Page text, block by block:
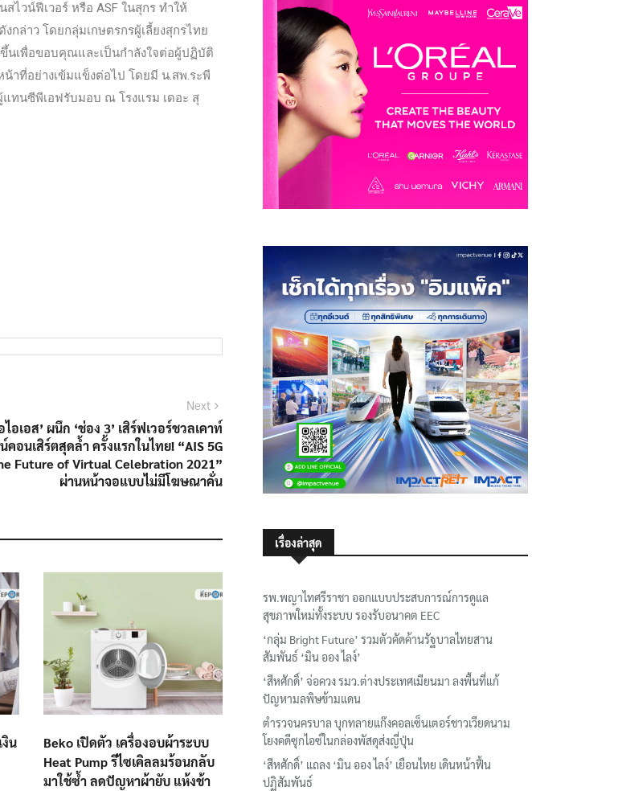
ไวน์ฟีเวอร์ หรือ ASF ในสุกร ทำให้
กล่าว โดยกลุ่มเกษตรกรผู้เลี้ยงสุกรไทย
นเพื่อขอบคุณและเป็นกำลังใจต่อผู้ปฏิบัติ
าที่อย่างเข้มแข็งต่อไป โดยมี น.สพ.ระพี
ทนซีพีเอฟรับมอบ ณ โรงแรม เดอะ สุ
Next
อไอเอส’ ผนึก ‘ช่อง 3’ เสิร์ฟเวอร์ชวลเคาท์
คอนเสิร์ตสุดล้ำ ครั้งแรกในไทย! “AIS 5G
Future of Virtual Celebration 2021”
ผ่านหน้าจอแบบไม่มีโฆษณาคั่น
งิน
Beko เปิดตัว เครื่องอบผ้าระบบ
Heat Pump รีไซเคิลลมร้อนกลับ
มาใช้ซ้ำ ลดปัญหาผ้ายับ แห้งช้า
เรื่องล่าสุด
รพ.พญาไทศรีราชา ออกแบบประสบการณ์การดูแล
สุขภาพใหม่ทั้งระบบ รองรับอนาคต EEC
‘กลุ่ม Bright Future’ รวมตัวคัดค้านรัฐบาลไทยสาน
สัมพันธ์ ‘มิน ออง ไลง์’
‘สีหศักดิ์’ จ่อควง รมว.ต่างประเทศเมียนมา ลงพื้นที่แก้
ปัญหามลพิษข้ามแดน
ตำรวจนครบาล บุกทลายแก๊งคอลเซ็นเตอร์ชาวเวียดนาม
โยงคดีซุกไอซ์ในกล่องพัสดุส่งญี่ปุ่น
‘สีหศักดิ์’ แถลง ‘มิน ออง ไลง์’ เยือนไทย เดินหน้าฟื้น
ปฏิสัมพันธ์